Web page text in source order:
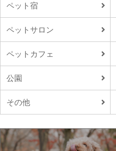
ペット宿
ペットサロン
ペットカフェ
公園
その他